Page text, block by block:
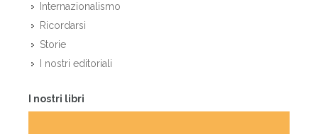
Internazionalismo
Ricordarsi
Storie
I nostri editoriali
I nostri libri